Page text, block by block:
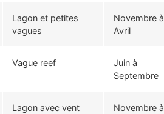
Lagon et petites
vagues
Novembre à
Avril
Vague reef
Juin à
Septembre
Lagon avec vent
Novembre à